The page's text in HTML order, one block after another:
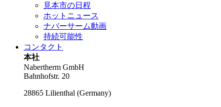
見本市の日程
ホットニュース
ナバーサーム動画
持続可能性
コンタクト
本社
Nabertherm GmbH
Bahnhofstr. 20
28865 Lilienthal (Germany)